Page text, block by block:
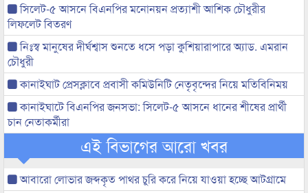
সিলেট-৫ আসনে বিএনপির মনোনয়ন প্রত্যাশী আশিক চৌধুরীর
লিফলেট বিতরণ
নিঃস্ব মানুষের দীর্ঘশ্বাস শুনতে ধসে পড়া কুশিয়ারাপারে অ্যাড. এমরান
চৌধুরী
কানাইঘাট প্রেসক্লাবে প্রবাসী কমিউনিটি নেতৃবৃন্দের নিয়ে মতিবিনিময়
কানাইঘাটে বিএনপির জনসভা: সিলেট-৫ আসনে ধানের শীষের প্রার্থী
চান নেতাকর্মীরা
এই বিভাগের আরো খবর
আবারো লোভার জব্দকৃত পাথর চুরি করে নিয়ে যাওয়া হচ্ছে আটগ্রামে